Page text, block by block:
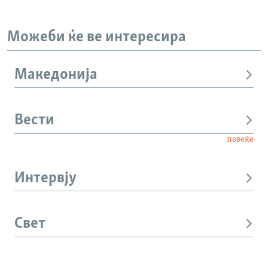
Можеби ќе ве интересира
Македонија
Вести
повеќе
Интервју
Свет